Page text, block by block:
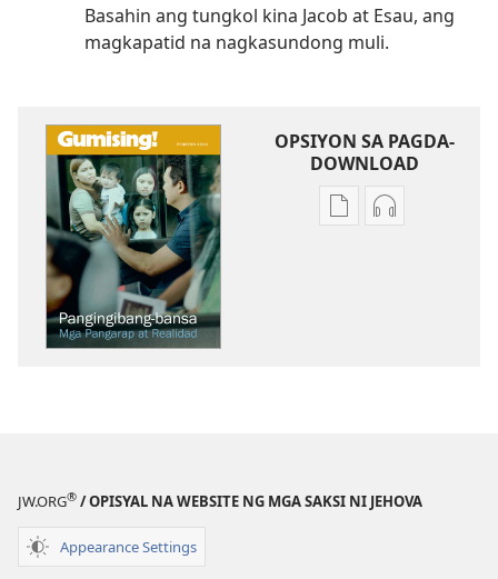
Basahin ang tungkol kina Jacob at Esau, ang
magkapatid na nagkasundong muli.
OPSIYON SA PAGDA-
DOWNLOAD
OpsiyonOpsiyon
JW.ORG® / OPISYAL NA WEBSITE NG MGA SAKSI NI JEHOVA
Appearance Settings